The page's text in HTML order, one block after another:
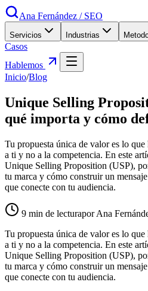
Ana Fernández / SEO
Servicios Industrias
Casos
Hablemos
Inicio/Blog
Unique Selling
qué importa y cómo
Tu propuesta única de valor es lo que
a ti y no a la competencia. En este
Unique Selling Proposition (USP),
tu marca y cómo construir un
que conecte con tu audiencia.
9 min de lecturapor Ana
Tu propuesta única de valor es lo que
a ti y no a la competencia. En este
Unique Selling Proposition (USP),
tu marca y cómo construir un
que conecte con tu audiencia.